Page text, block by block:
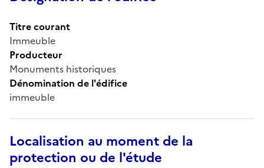
Titre courant
Immeuble
Producteur
Monuments historiques
Dénomination de l'édifice
immeuble
Localisation au moment de la
protection ou de l'étude